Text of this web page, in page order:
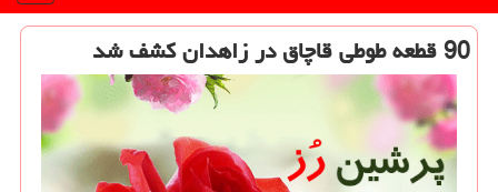
90 قطعه طوطی قاچاق در زاهدان كشف شد